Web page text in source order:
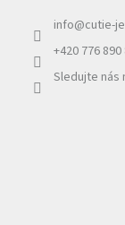
info@cutie-
+420 776 890
Sledujte nás